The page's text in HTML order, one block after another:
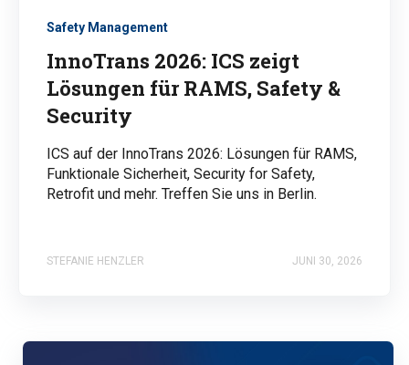
Safety Management
InnoTrans 2026: ICS zeigt
Lösungen für RAMS, Safety &
Security
ICS auf der InnoTrans 2026: Lösungen für RAMS,
Funktionale Sicherheit, Security for Safety,
Retrofit und mehr. Treffen Sie uns in Berlin.
STEFANIE HENZLER JUNI 30, 2026